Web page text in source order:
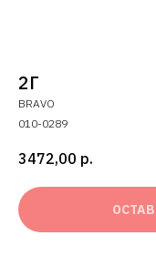
2Г
BRAVO
010-0289
3472,00 р.